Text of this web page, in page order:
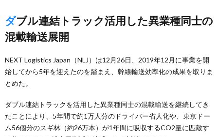
ダブル連結トラック活用した異業種同士の
混載輸送展開
NEXT Logistics Japan（NLJ）は12月26日、2019年12月に事業を開
始してから5年を迎えたのを踏まえ、幹線輸送効率化の成果を取りま
とめた。
ダブル連結トラックを活用した異業種同士の混載輸送を継続してき
たことにより、5年間で約1万人分のドライバー省人化や、東京ドー
ム56個分のスギ林（約26万本）が1年間に吸収するCO2量に匹敵す